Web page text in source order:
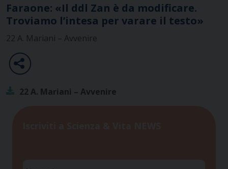
Faraone: «Il ddl Zan è da modificare.
Troviamo l’intesa per varare il testo»
22 A. Mariani – Avvenire
22 A. Mariani – Avvenire